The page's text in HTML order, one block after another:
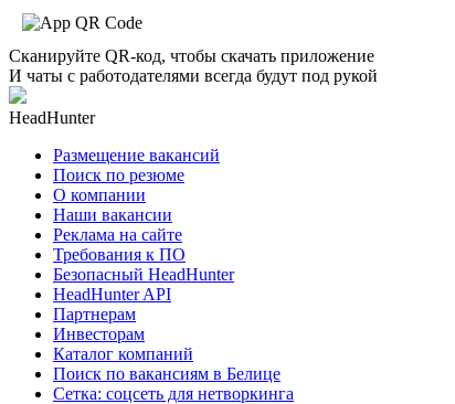
Сканируйте QR-код, чтобы скачать приложение
И чаты с работодателями всегда будут под рукой
HeadHunter
Размещение вакансий
Поиск по резюме
О компании
Наши вакансии
Реклама на сайте
Требования к ПО
Безопасный HeadHunter
HeadHunter API
Партнерам
Инвесторам
Каталог компаний
Поиск по вакансиям в Белице
Сетка: соцсеть для нетворкинга